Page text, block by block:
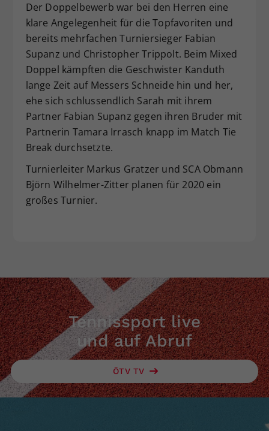
Der Doppelbewerb war bei den Herren eine
klare Angelegenheit für die Topfavoriten und
bereits mehrfachen Turniersieger Fabian
Supanz und Christopher Trippolt. Beim Mixed
Doppel kämpften die Geschwister Kanduth
lange Zeit auf Messers Schneide hin und her,
ehe sich schlussendlich Sarah mit ihrem
Partner Fabian Supanz gegen ihren Bruder mit
Partnerin Tamara Irrasch knapp im Match Tie
Break durchsetzte.
Turnierleiter Markus Gratzer und SCA Obmann
Björn Wilhelmer-Zitter planen für 2020 ein
großes Turnier.
Tennissport live
und auf Abruf
ÖTV TV